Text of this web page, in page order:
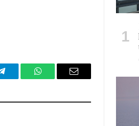
Telegram WhatsAppEmail